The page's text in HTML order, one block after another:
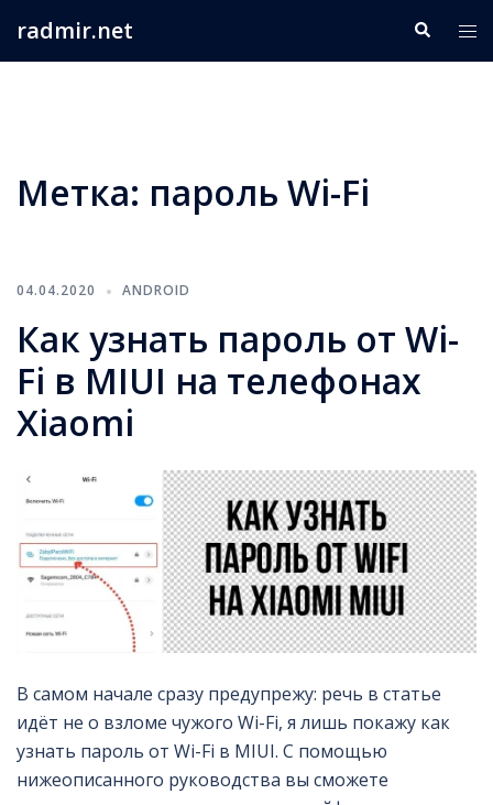
radmir.net Поиск
Метка: пароль Wi-Fi
04.04.2020 ANDROID
Как узнать пароль от Wi-
Fi в MIUI на телефонах
Xiaomi
В самом начале сразу предупрежу: речь в статье
идёт не о взломе чужого Wi-Fi, я лишь покажу как
узнать пароль от Wi-Fi в MIUI. С помощью
нижеописанного руководства вы сможете